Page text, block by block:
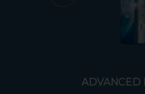
HIDRATANTNA